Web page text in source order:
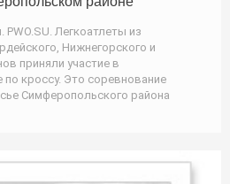
Легкоатлеты из
Нижнегорского и
приняли участие в
по кроссу. Это соревнование
Симферопольского района